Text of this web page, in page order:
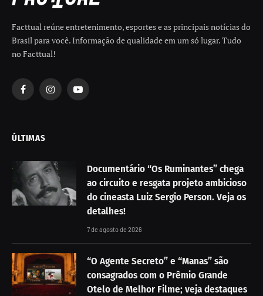
Facttual reúne entretenimento, esportes e as principais notícias do
Brasil para você. Informação de qualidade em um só lugar. Tudo
no Facttual!
FacebookInstagramYouTube
ÚLTIMAS
Documentário “Os Ruminantes” chega
ao circuito e resgata projeto ambicioso
do cineasta Luiz Sergio Person. Veja os
detalhes!
7 de agosto de 2026
“O Agente Secreto” e “Manas” são
consagrados com o Prêmio Grande
Otelo de Melhor Filme; veja destaques